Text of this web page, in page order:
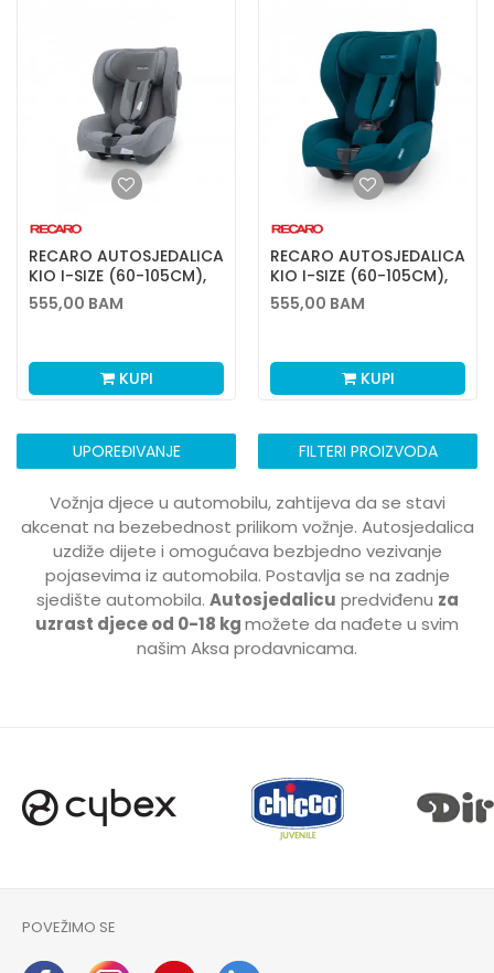
RECARO AUTOSJEDALICA
KIO I-SIZE (60-105CM),
SILENT GREY
555,00 BAM
KUPI
RECARO AUTOSJEDALICA
KIO I-SIZE (60-105CM),
TEAL GREEN
555,00 BAM
KUPI
UPOREĐIVANJE FILTERI PROIZVODA
Vožnja djece u automobilu, zahtijeva da se stavi
akcenat na bezebednost prilikom vožnje. Autosjedalica
uzdiže dijete i omogućava bezbjedno vezivanje
pojasevima iz automobila. Postavlja se na zadnje
sjedište automobila. Autosjedalicu predviđenu za
uzrast djece od 0-18 kgmožete da nađete u svim
našim Aksa prodavnicama.
POVEŽIMO SE